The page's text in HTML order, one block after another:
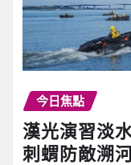
今日焦點
漢光演習淡
刺蝟防敵溯